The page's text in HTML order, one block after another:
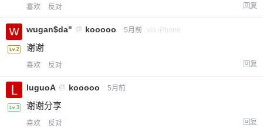
喜欢 反对 回复
wugan$da" @ kooooo 5月前 via iPhone
谢谢
喜欢 反对 回复
luguoA @ kooooo 5月前
谢谢分享
喜欢 反对 回复